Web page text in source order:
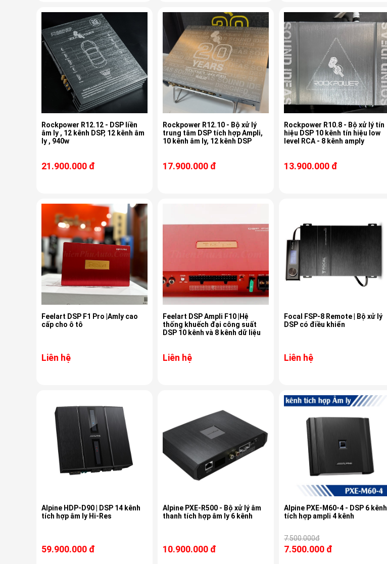
Rockpower R12.12 - DSP liền
âm ly , 12 kênh DSP, 12 kênh âm
ly , 940w
21.900.000 đ
Rockpower R12.10 - Bộ xử lý
trung tâm DSP tích hợp Ampli,
10 kênh âm ly, 12 kênh DSP
17.900.000 đ
Rockpower R10.8 - Bộ xử lý tín
hiệu DSP 10 kênh tín hiệu low
level RCA - 8 kênh amply
13.900.000 đ
Feelart DSP F1 Pro |Amly cao
cấp cho ô tô
Liên hệ
Feelart DSP Ampli F10 |Hệ
thống khuếch đại công suất
DSP 10 kênh và 8 kênh dữ liệu
Liên hệ
Focal FSP-8 Remote | Bộ xử lý
DSP có điều khiển
Liên hệ
Alpine HDP-D90 | DSP 14 kênh
tích hợp âm ly Hi-Res
59.900.000 đ
Alpine PXE-R500 - Bộ xử lý âm
thanh tích hợp âm ly 6 kênh
10.900.000 đ
Alpine PXE-M60-4 - DSP 6 kênh
tích hợp ampli 4 kênh
7.500.000đ
7.500.000 đ